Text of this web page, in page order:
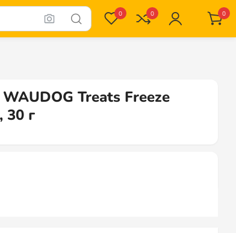
0 0 0
Treats Freeze
30 г